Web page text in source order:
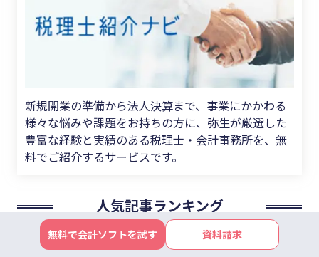
新規開業の準備から法人決算まで、事業にかかわる
様々な悩みや課題をお持ちの方に、弥生が厳選した
豊富な経験と実績のある税理士・会計事務所を、無
料でご紹介するサービスです。
人気記事ランキング
無料で会計ソフトを試す 資料請求